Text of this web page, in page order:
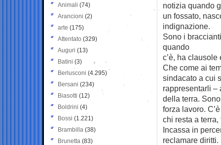
notizia quando
un fossato,
indignazione.
Sono i
quando
c’è, ha
Che come ai
sindacato a cui
rappresentarli –
della terra.
forza lavoro.
chi resta a
Incassa in
reclamare
Animali (74)
Arancioni (2)
arte (175)
Attentato (329)
Auguri (13)
Batini (3)
Berlusconi (4.295)
Bersani (234)
Biasotti (12)
Boldrini (4)
Bossi (1.221)
Brambilla (38)
Brunetta (83)